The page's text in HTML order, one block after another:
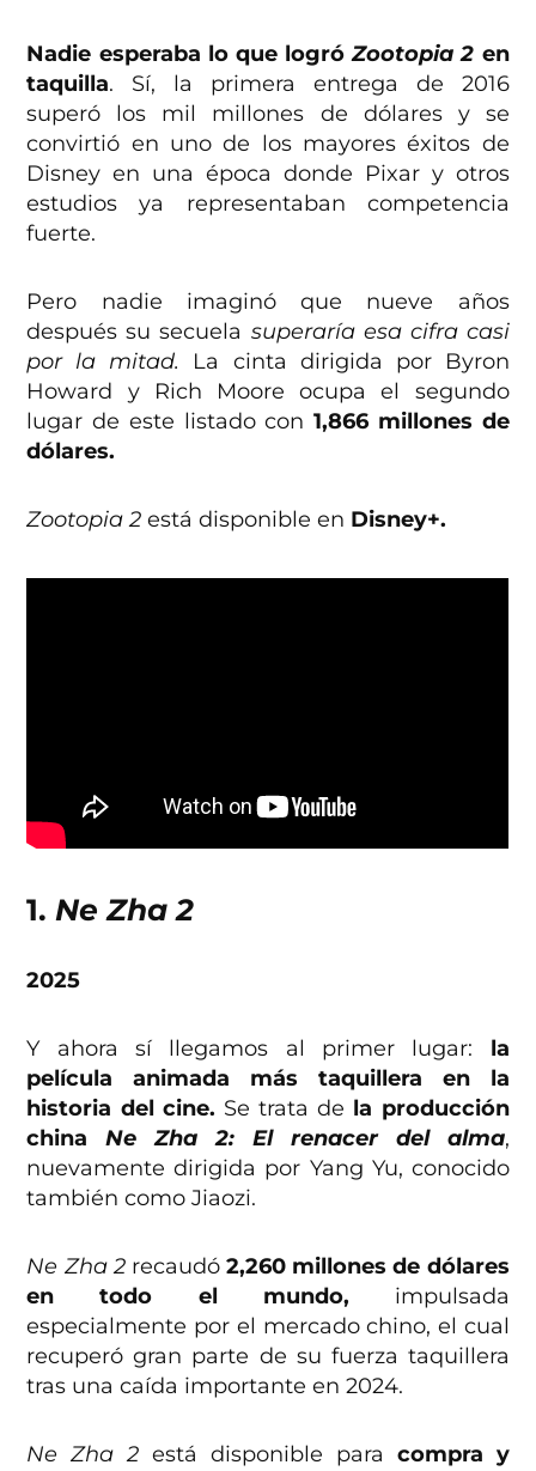
Nadie esperaba lo que logróZootopia 2 en
taquilla. Sí, la primera entrega de 2016
superó los mil millones de dólares y se
convirtió en uno de los mayores éxitos de
Disney en una época donde Pixar y otros
estudios ya representaban competencia
fuerte.
Pero nadie imaginó que nueve años
después su secuela superaría esa cifra casi
por la mitad.
La cinta dirigida por Byron
Howard y Rich Moore ocupa el segundo
lugar de este listado con1,866 millones de
dólares.
Zootopia 2está disponible en Disney+.
1.Ne Zha 2
2025
Y ahora sí llegamos al primer lugar: la
película animada más taquillera en la
historia del cine. Se trata de la producción
chinaNe Zha 2: El renacer del alma,
nuevamente dirigida por Yang Yu, conocido
también como Jiaozi.
Ne Zha 2recaudó2,260 millones de dólares
en todo el mundo, impulsada
especialmente por el mercado chino, el cual
recuperó gran parte de su fuerza taquillera
tras una caída importante en 2024.
Ne Zha 2está disponible para compra y